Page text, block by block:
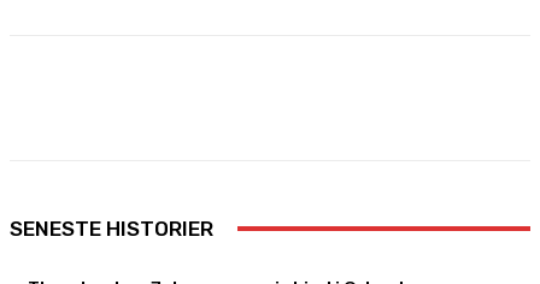
SENESTE HISTORIER